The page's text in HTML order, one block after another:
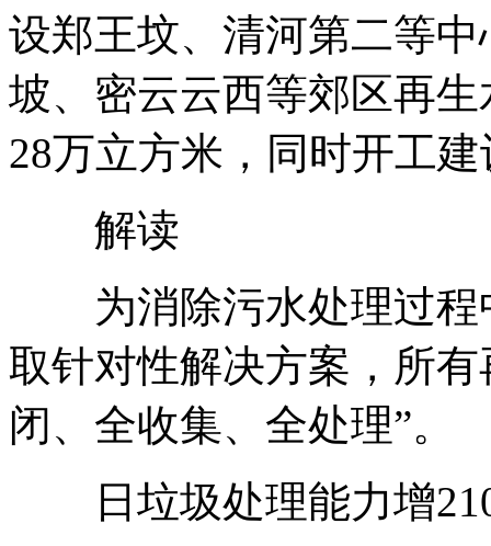
设郑王坟、清河第二等
坡、密云云西等郊区再
28万立方米，同时开工
解读
为消除污水处理过程
取针对性解决方案，所
闭、全收集、全处理”。
日垃圾处理能力增